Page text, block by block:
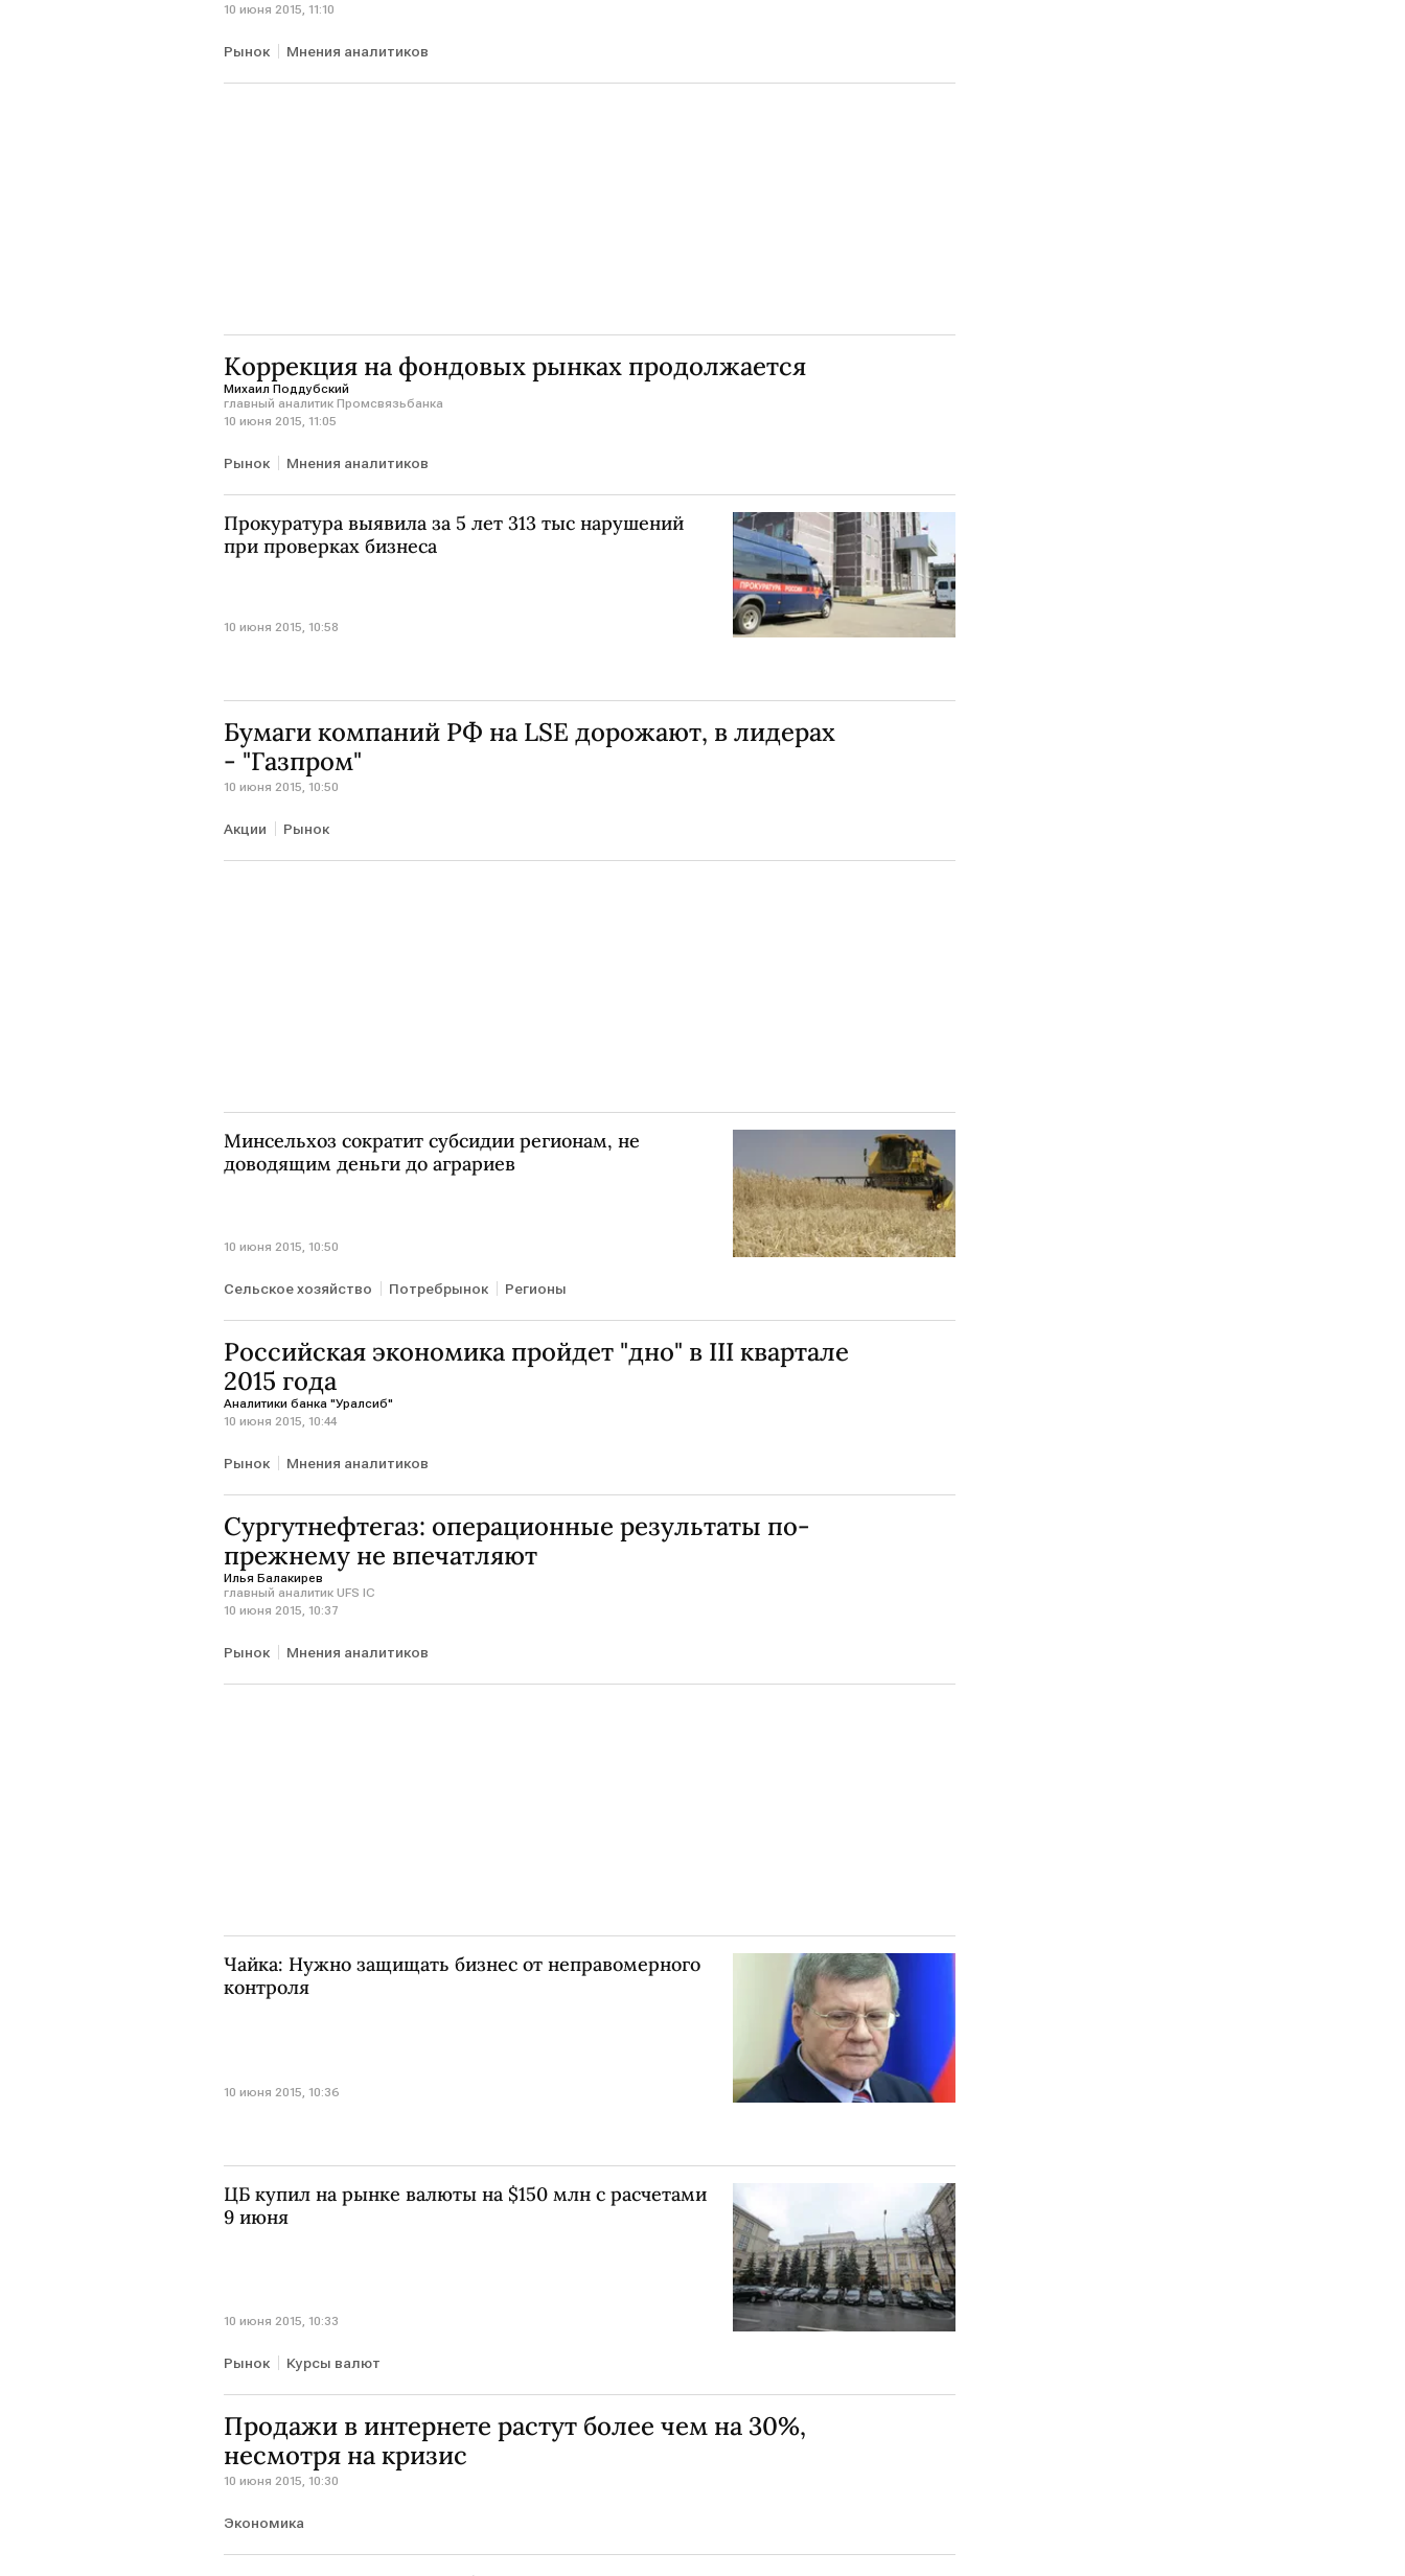
10 июня 2015, 11:10
Рынок Мнения аналитиков
Коррекция на фондовых рынках продолжается
Михаил Поддубский
главный аналитик Промсвязьбанка
10 июня 2015, 11:05
Рынок Мнения аналитиков
Прокуратура выявила за 5 лет 313 тыс нарушений
при проверках бизнеса
10 июня 2015, 10:58
Бумаги компаний РФ на LSE дорожают, в лидерах
- "Газпром"
10 июня 2015, 10:50
Акции Рынок
Минсельхоз сократит субсидии регионам, не
доводящим деньги до аграриев
10 июня 2015, 10:50
Сельское хозяйство Потребрынок Регионы
Российская экономика пройдет "дно" в III квартале
2015 года
Аналитики банка "Уралсиб"
10 июня 2015, 10:44
Рынок Мнения аналитиков
Сургутнефтегаз: операционные результаты по-
прежнему не впечатляют
Илья Балакирев
главный аналитик UFS IC
10 июня 2015, 10:37
Рынок Мнения аналитиков
Чайка: Нужно защищать бизнес от неправомерного
контроля
10 июня 2015, 10:36
ЦБ купил на рынке валюты на $150 млн с расчетами
9 июня
10 июня 2015, 10:33
Рынок Курсы валют
Продажи в интернете растут более чем на 30%,
несмотря на кризис
10 июня 2015, 10:30
Экономика